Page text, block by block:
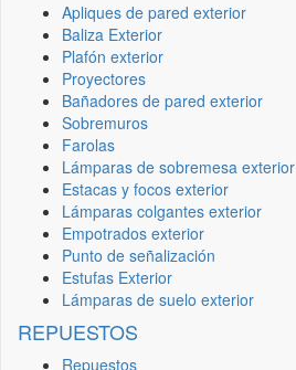
Apliques de pared exterior
Baliza Exterior
Plafón exterior
Proyectores
Bañadores de pared exterior
Sobremuros
Farolas
Lámparas de sobremesa exterior
Estacas y focos exterior
Lámparas colgantes exterior
Empotrados exterior
Punto de señalización
Estufas Exterior
Lámparas de suelo exterior
REPUESTOS
Repuestos